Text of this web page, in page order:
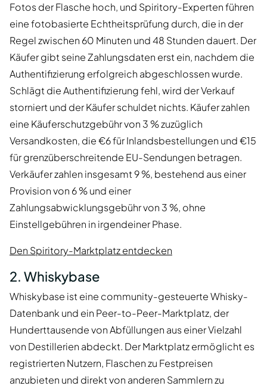
Fotos der Flasche hoch, und Spiritory-Experten führen
eine fotobasierte Echtheitsprüfung durch, die in der
Regel zwischen 60 Minuten und 48 Stunden dauert. Der
Käufer gibt seine Zahlungsdaten erst ein, nachdem die
Authentifizierung erfolgreich abgeschlossen wurde.
Schlägt die Authentifizierung fehl, wird der Verkauf
storniert und der Käufer schuldet nichts. Käufer zahlen
eine Käuferschutzgebühr von 3 % zuzüglich
Versandkosten, die €6 für Inlandsbestellungen und €15
für grenzüberschreitende EU-Sendungen betragen.
Verkäufer zahlen insgesamt 9 %, bestehend aus einer
Provision von 6 % und einer
Zahlungsabwicklungsgebühr von 3 %, ohne
Einstellgebühren in irgendeiner Phase.
Den Spiritory-Marktplatz entdecken
2. Whiskybase
Whiskybase ist eine community-gesteuerte Whisky-
Datenbank und ein Peer-to-Peer-Marktplatz, der
Hunderttausende von Abfüllungen aus einer Vielzahl
von Destillerien abdeckt. Der Marktplatz ermöglicht es
registrierten Nutzern, Flaschen zu Festpreisen
anzubieten und direkt von anderen Sammlern zu